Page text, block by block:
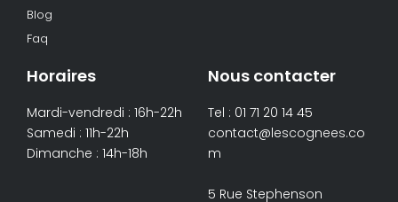
Blog
Faq
Horaires
Mardi-vendredi : 16h-22h
Samedi : 11h-22h
Dimanche : 14h-18h
Nous contacter
Tel : 01 71 20 14 45
contact@lescognees.co
m
5 Rue Stephenson